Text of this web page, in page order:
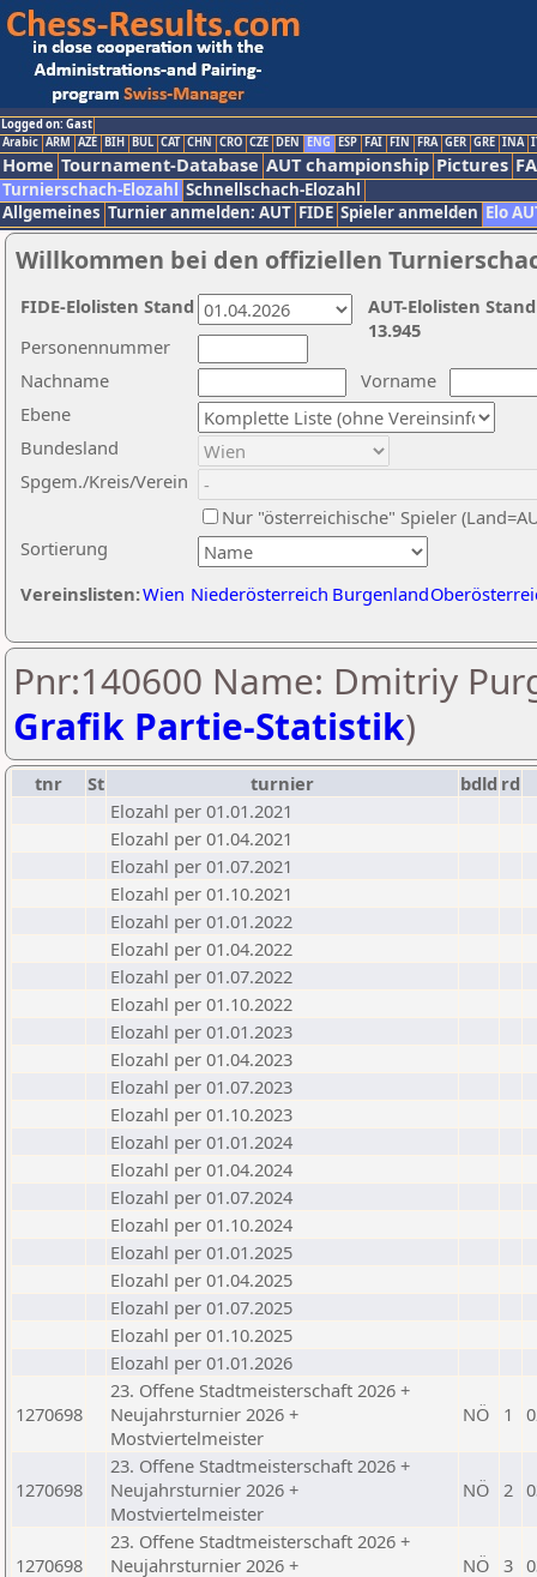
Logged on: Gast
Arabic ARM AZE BIH BUL CAT CHN CRO CZE DEN ENG ESP FAI FIN FRA GER GRE INA
Home Tournament-Database AUT championship Pictures
Turnierschach-Elozahl Schnellschach-Elozahl
Allgemeines Turnier anmelden: AUT FIDE Spieler anmelden Elo
Willkommen bei den offiziellen
Nachname
Vorname
Ebene
Sortierung
Personennummer
Bundesland
Spgem./Kreis/Verein
Nur "österreichische" Spieler
Vereinslisten:Wien Niederösterreich Burgenland
AUT-Elolisten
13.945
FIDE-Elolisten Stand
Pnr:140600 Name: Dmitriy
Grafik Partie-Statistik)
tnr St turnier bdld rd
Elozahl per 01.01.2021
Elozahl per 01.04.2021
Elozahl per 01.07.2021
Elozahl per 01.10.2021
Elozahl per 01.01.2022
Elozahl per 01.04.2022
Elozahl per 01.07.2022
Elozahl per 01.10.2022
Elozahl per 01.01.2023
Elozahl per 01.04.2023
Elozahl per 01.07.2023
Elozahl per 01.10.2023
Elozahl per 01.01.2024
Elozahl per 01.04.2024
Elozahl per 01.07.2024
Elozahl per 01.10.2024
Elozahl per 01.01.2025
Elozahl per 01.04.2025
Elozahl per 01.07.2025
Elozahl per 01.10.2025
Elozahl per 01.01.2026
1270698
23. Offene Stadtmeisterschaft 2026 +
Neujahrsturnier 2026 +
Mostviertelmeister
NÖ 1
1270698
23. Offene Stadtmeisterschaft 2026 +
Neujahrsturnier 2026 +
Mostviertelmeister
NÖ 2
1270698
23. Offene Stadtmeisterschaft 2026 +
Neujahrsturnier 2026 +
NÖ 3